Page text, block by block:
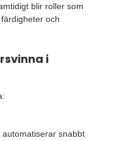
blir roller som
och
i
snabbt